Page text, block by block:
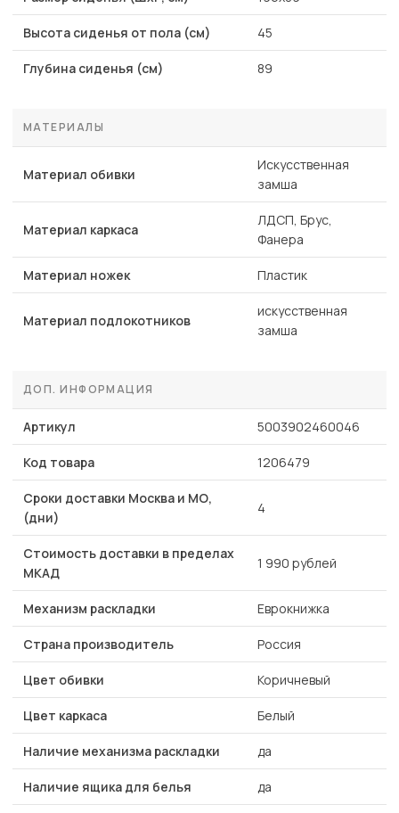
Высота сиденья от пола (см) 45
Глубина сиденья (см) 89
МАТЕРИАЛЫ
Материал обивки
Искусственная
замша
Материал каркаса
ЛДСП, Брус,
Фанера
Материал ножек Пластик
Материал подлокотников
искусственная
замша
ДОП. ИНФОРМАЦИЯ
Артикул 5003902460046
Код товара 1206479
Сроки доставки Москва и МО,
(дни)
4
Стоимость доставки в пределах
МКАД
1 990 рублей
Механизм раскладки Еврокнижка
Страна производитель Россия
Цвет обивки Коричневый
Цвет каркаса Белый
Наличие механизма раскладки да
Наличие ящика для белья да